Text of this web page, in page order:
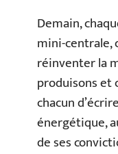
Demain,
mini-centrale,
réinventer la
produisons et
chacun
énergétique,
de ses